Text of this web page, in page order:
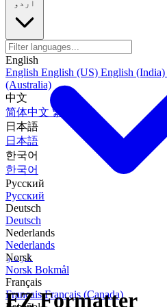
اردو
اردو
English
English English (US) English (India)
(Australia)
中文
简体中文 繁體中文
日本語
日本語
한국어
한국어
Русский
Русский
Deutsch
Deutsch
Nederlands
Nederlands
Norsk
Norsk Bokmål
Français
FrançaisFrançais (Canada)
EZ Formatter